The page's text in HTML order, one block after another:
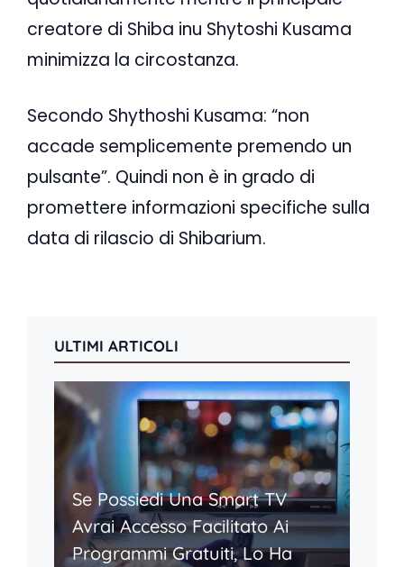
creatore di Shiba inu Shytoshi Kusama
minimizza la circostanza.
Secondo Shythoshi Kusama: “non
accade semplicemente premendo un
pulsante”. Quindi non è in grado di
promettere informazioni specifiche sulla
data di rilascio di Shibarium.
ULTIMI ARTICOLI
Se Possiedi Una Smart TV
Avrai Accesso Facilitato Ai
Programmi Gratuiti, Lo Ha